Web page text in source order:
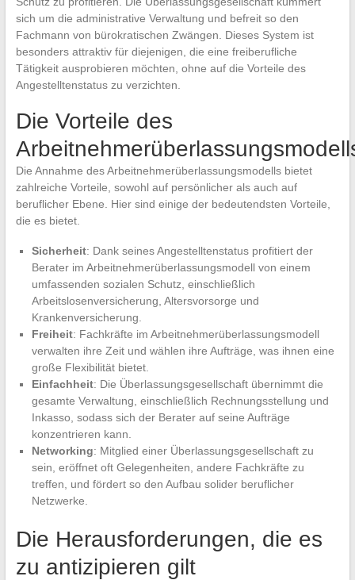
sich um die administrative Verwaltung und befreit so den
Fachmann von bürokratischen Zwängen. Dieses System ist
besonders attraktiv für diejenigen, die eine freiberufliche
Tätigkeit ausprobieren möchten, ohne auf die Vorteile des
Angestelltenstatus zu verzichten.
Die Vorteile des
Die Annahme des Arbeitnehmerüberlassungsmodells bietet
zahlreiche Vorteile, sowohl auf persönlicher als auch auf
beruflicher Ebene. Hier sind einige der bedeutendsten Vorteile,
die es bietet.
Sicherheit: Dank seines Angestelltenstatus profitiert der
Berater im Arbeitnehmerüberlassungsmodell von einem
umfassenden sozialen Schutz, einschließlich
Arbeitslosenversicherung, Altersvorsorge und
Krankenversicherung.
Freiheit: Fachkräfte im Arbeitnehmerüberlassungsmodell
verwalten ihre Zeit und wählen ihre Aufträge, was ihnen eine
große Flexibilität bietet.
Einfachheit: Die Überlassungsgesellschaft übernimmt die
gesamte Verwaltung, einschließlich Rechnungsstellung und
Inkasso, sodass sich der Berater auf seine Aufträge
konzentrieren kann.
Networking: Mitglied einer Überlassungsgesellschaft zu
sein, eröffnet oft Gelegenheiten, andere Fachkräfte zu
treffen, und fördert so den Aufbau solider beruflicher
Netzwerke.
Die Herausforderungen, die es
zu antizipieren gilt